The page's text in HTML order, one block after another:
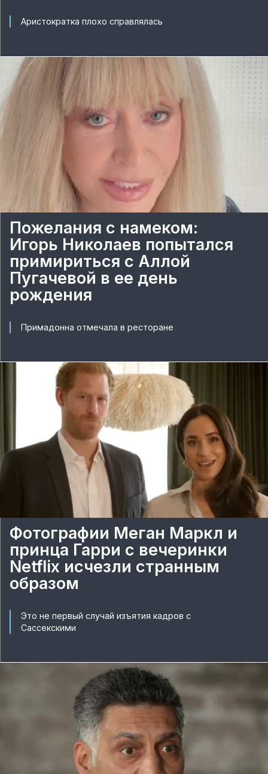
Аристократка плохо справлялась
Пожелания с намеком:
Игорь Николаев попытался
примириться с Аллой
Пугачевой в ее день
рождения
Примадонна отмечала в ресторане
Фотографии Меган Маркл и
принца Гарри с вечеринки
Netflix исчезли странным
образом
Это не первый случай изъятия кадров с
Сассекскими